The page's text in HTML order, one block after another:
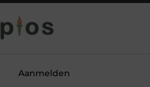
Aanmelden